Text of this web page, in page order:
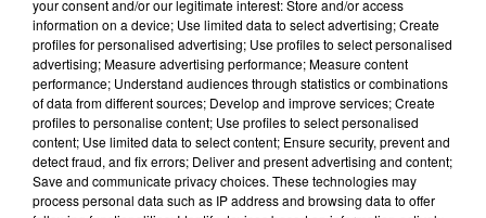
Stars'Terre 2026 : Philippe Palmieri dévoile
les ambitions d'un...
À quelques semaines de la première édition de
Stars'Terre, organisée du 18 au 20 septembre 2026 au
Château de Courtalain, Philippe Palmieri, président...
LES JEUX Voir plus
your consent and/or our legitimate interest: Store and/or access
information on a device; Use limited data to select advertising; Create
profiles for personalised advertising; Use profiles to select personalised
advertising; Measure advertising performance; Measure content
performance; Understand audiences through statistics or combinations
of data from different sources; Develop and improve services; Create
profiles to personalise content; Use profiles to select personalised
content; Use limited data to select content; Ensure security, prevent and
detect fraud, and fix errors; Deliver and present advertising and content;
Save and communicate privacy choices. These technologies may
process personal data such as IP address and browsing data to offer